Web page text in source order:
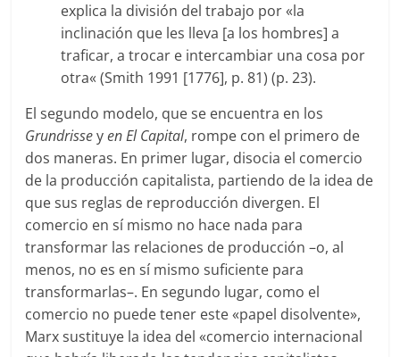
explica la división del trabajo por «la
inclinación que les lleva [a los hombres] a
traficar, a trocar e intercambiar una cosa por
otra« (Smith 1991 [1776], p. 81) (p. 23).
El segundo modelo, que se encuentra en los
Grundrisseyen El Capital, rompe con el primero de
dos maneras. En primer lugar, disocia el comercio
de la producción capitalista, partiendo de la idea de
que sus reglas de reproducción divergen. El
comercio en sí mismo no hace nada para
transformar las relaciones de producción –o, al
menos, no es en sí mismo suficiente para
transformarlas–. En segundo lugar, como el
comercio no puede tener este «papel disolvente»,
Marx sustituye la idea del «comercio internacional